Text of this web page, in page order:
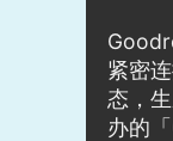
紧密
态，
办的